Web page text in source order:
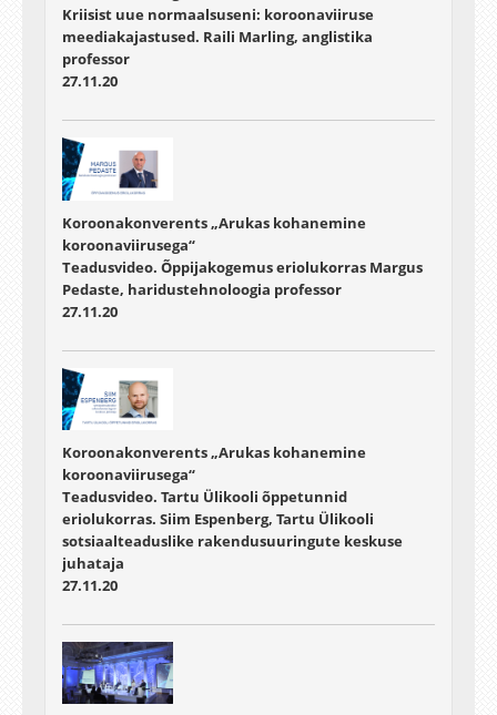
Kriisist uue normaalsuseni: koroonaviiruse
meediakajastused. Raili Marling, anglistika
professor
27.11.20
Koroonakonverents „Arukas kohanemine
koroonaviirusega“
Teadusvideo. Õppijakogemus eriolukorras Margus
Pedaste, haridustehnoloogia professor
27.11.20
Koroonakonverents „Arukas kohanemine
koroonaviirusega“
Teadusvideo. Tartu Ülikooli õppetunnid
eriolukorras. Siim Espenberg, Tartu Ülikooli
sotsiaalteaduslike rakendusuuringute keskuse
juhataja
27.11.20